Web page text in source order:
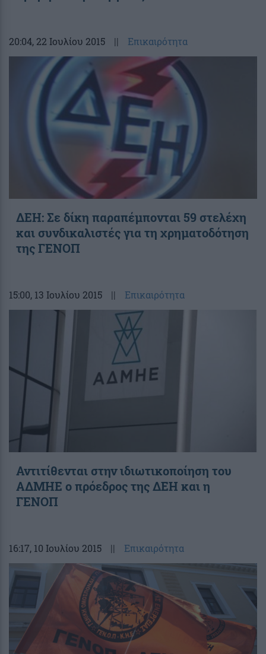
20:04, 22 Ιουλίου 2015 || Επικαιρότητα
ΔΕΗ: Σε δίκη παραπέμπονται 59 στελέχη
και συνδικαλιστές για τη χρηματοδότηση
της ΓΕΝΟΠ
15:00, 13 Ιουλίου 2015 || Επικαιρότητα
Αντιτίθενται στην ιδιωτικοποίηση του
ΑΔΜΗΕ ο πρόεδρος της ΔΕΗ και η
ΓΕΝΟΠ
16:17, 10 Ιουλίου 2015 || Επικαιρότητα